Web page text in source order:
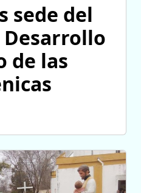
sede del
Desarrollo
de las